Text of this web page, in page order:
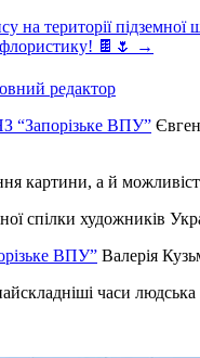
на території
🍫🌷
→
редактор
“Запорізьке ВПУ”
картини, а й
спілки художників
ВПУ” Валерія
часи